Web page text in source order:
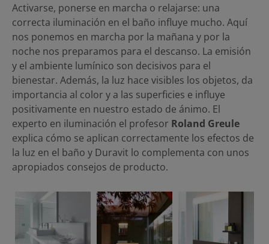
Activarse, ponerse en marcha o relajarse: una
correcta iluminación en el baño influye mucho. Aquí
nos ponemos en marcha por la mañana y por la
noche nos preparamos para el descanso. La emisión
y el ambiente lumínico son decisivos para el
bienestar. Además, la luz hace visibles los objetos, da
importancia al color y a las superficies e influye
positivamente en nuestro estado de ánimo. El
experto en iluminación el profesor Roland Greule
explica cómo se aplican correctamente los efectos de
la luz en el baño y Duravit lo complementa con unos
apropiados consejos de producto.